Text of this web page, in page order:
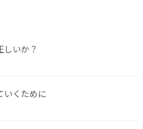
しいか？
いくために